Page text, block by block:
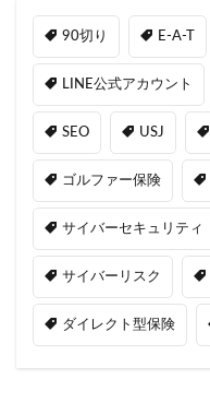
90切り E-A-T
LINE公式アカウント
SEO USJ
ゴルファー保険
サイバーセキュリティ
サイバーリスク
ダイレクト型保険